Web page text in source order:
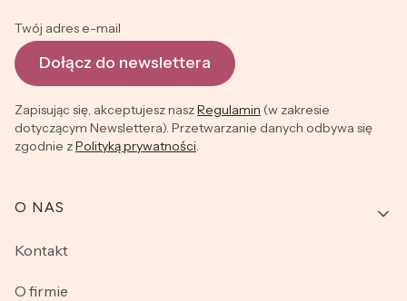
Twój adres e-mail
Dołącz do newslettera
Zapisując się, akceptujesz naszRegulamin (w zakresie
dotyczącym Newslettera). Przetwarzanie danych odbywa się
zgodnie zPolityką prywatności.
Linki w stopce
O NAS
Kontakt
O firmie